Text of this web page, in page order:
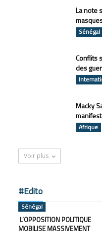
La note
Sénégal
Conflits
des
Macky
Afrique
Voir plus
#Edito
Sénégal
L’OPPOSITION POLITIQUE
MOBILISE MASSIVEMENT